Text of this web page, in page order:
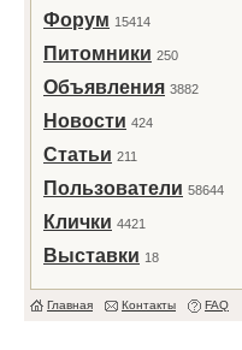
Форум 15414
Питомники 250
Объявления 3882
Новости 424
Статьи 211
Пользователи 58644
Клички 4421
Выставки 18
Главная Контакты FAQ